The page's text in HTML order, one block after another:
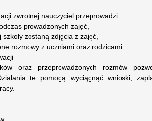
zwrotnej nauczyciel przeprowadzi:
prowadzonych zajęć,
zostaną zdjęcia z zajęć,
rozmowy z uczniami oraz rodzicami
oraz przeprowadzonych rozmów
te pomogą wyciągnąć wnioski,